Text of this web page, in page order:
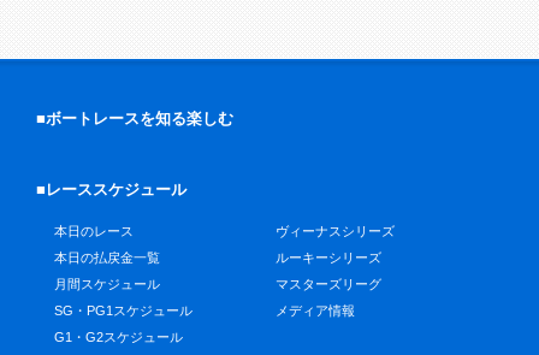
■ボートレースを知る楽しむ
■レーススケジュール
本日のレース
本日の払戻金一覧
月間スケジュール
SG・PG1スケジュール
G1・G2スケジュール
ヴィーナスシリーズ
ルーキーシリーズ
マスターズリーグ
メディア情報